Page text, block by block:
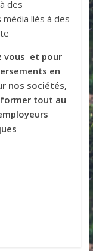
des
liés à des
vous et pour
en
nos sociétés,
tout au